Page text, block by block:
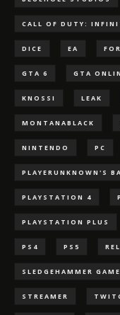
CALL OF DUTY:
DICE EA
GTA 6 GTA
KNOSSI LEAK
MONTANABLACK
NINTENDO PC
PLAYERUNKNOWN'S
PLAYSTATION 4
PLAYSTATION PLUS
PS4 PS5
SLEDGEHAMMER
STREAMER